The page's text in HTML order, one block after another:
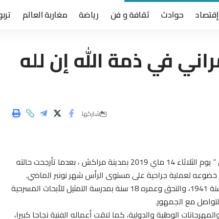
إقتصاد حوادث ثقافة و فن رياضة مغاربة العالم
في ذمة الله إن لله
شاركها
إنتقل إلى جوار ربه الفنان المغربي القدير “عبد الله العمراني ” يوم الثلاثاء 14 ماي 2019 بمدينة مراكش ، بعدما تأرجحت حالته
خضوعه لعملية جراحية على مستوى الرأس شهر نونبر الماضي.
ويشار ان الفقيد عبد الله العمراني ولد في مدينة مراكش سنة 1941، والتحق وعمره 18 سنة بمدرسة التمثيل للأبحاث المسرحية
مع الجمهور.
الوطنية والدولية، كما لاقت أعماله الفنية نجاحا كبيرا،